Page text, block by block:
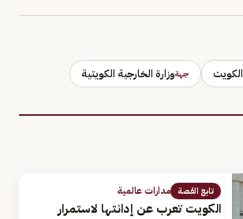
الكويت جهةوزارة الخارجية الكويتية
تابع القصة مدارات عالمية
الكويت تعرب عن إدانتها لاستمرار